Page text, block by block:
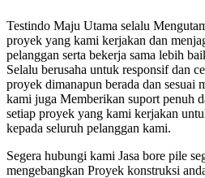
Testindo Maju Utama selalu
proyek yang kami kerjakan dan
pelanggan serta bekerja sama lebih
Selalu berusaha untuk responsif dan
proyek dimanapun berada dan sesuai
kami juga Memberikan suport penuh
setiap proyek yang kami kerjakan
kepada seluruh pelanggan kami.
Segera hubungi kami Jasa bore pile
mengebangkan Proyek konstruksi